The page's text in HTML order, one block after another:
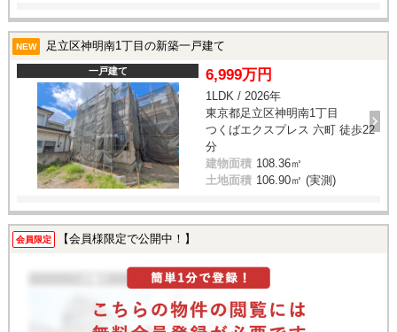
NEW 足立区神明南1丁目の新築一戸建て
一戸建て 6,999万円
1LDK / 2026年
東京都足立区神明南1丁目
つくばエクスプレス 六町 徒歩22
分
建物面積 108.36㎡
土地面積 106.90㎡ (実測)
会員限定 【会員様限定で公開中！】